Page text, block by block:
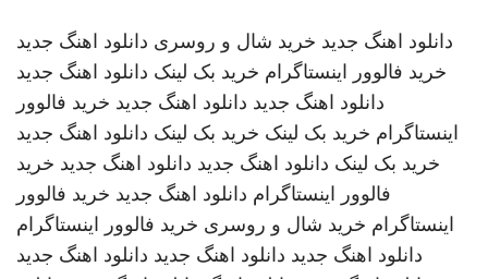
دانلود اهنگ جدید خرید شال و روسری دانلود اهنگ جدید
خرید فالوور اینستاگرام خرید بک لینک دانلود اهنگ جدید
دانلود اهنگ جدید دانلود اهنگ جدید خرید فالوور
اینستاگرام خرید بک لینک خرید بک لینک دانلود اهنگ جدید
خرید بک لینک دانلود اهنگ جدید دانلود اهنگ جدید خرید
فالوور اینستاگرام دانلود اهنگ جدید خرید فالوور
اینستاگرام خرید شال و روسری خرید فالوور اینستاگرام
دانلود اهنگ جدید دانلود اهنگ جدید دانلود اهنگ جدید